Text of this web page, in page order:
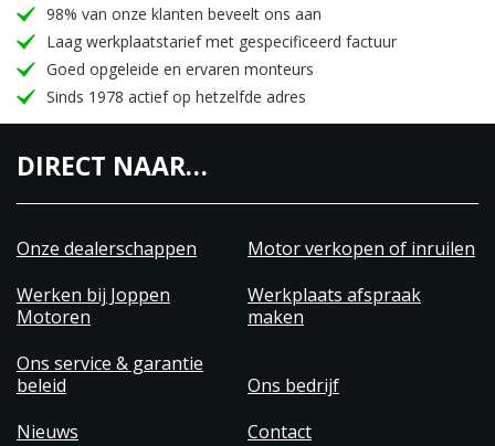
98% van onze klanten beveelt ons aan
Laag werkplaatstarief met gespecificeerd factuur
Goed opgeleide en ervaren monteurs
Sinds 1978 actief op hetzelfde adres
DIRECT NAAR…
Onze dealerschappen
Motor verkopen of inruilen
Werken bij Joppen
Motoren
Werkplaats afspraak
maken
Ons service & garantie
beleid
Ons bedrijf
Nieuws
Contact